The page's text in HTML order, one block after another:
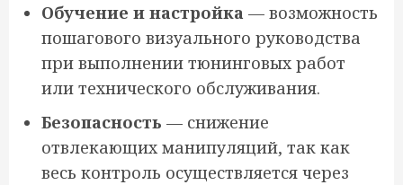
Обучение и настройка — возможность
пошагового визуального руководства
при выполнении тюнинговых работ
или технического обслуживания.
Безопасность — снижение
отвлекающих манипуляций, так как
весь контроль осуществляется через